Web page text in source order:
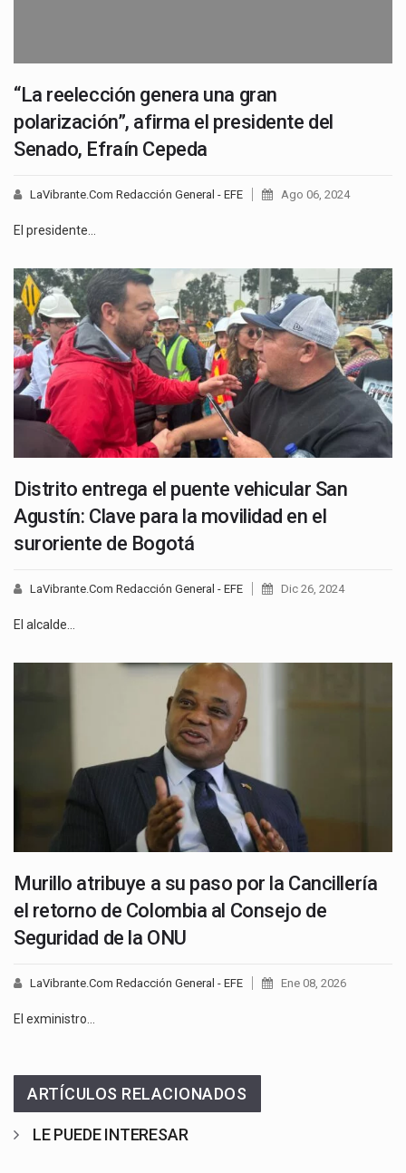
“La reelección genera una gran
polarización”, afirma el presidente del
Senado, Efraín Cepeda
LaVibrante.Com Redacción General - EFE Ago 06, 2024
El presidente…
Distrito entrega el puente vehicular San
Agustín: Clave para la movilidad en el
suroriente de Bogotá
LaVibrante.Com Redacción General - EFE Dic 26, 2024
El alcalde…
Murillo atribuye a su paso por la Cancillería
el retorno de Colombia al Consejo de
Seguridad de la ONU
LaVibrante.Com Redacción General - EFE Ene 08, 2026
El exministro…
ARTÍCULOS RELACIONADOS
LE PUEDE INTERESAR